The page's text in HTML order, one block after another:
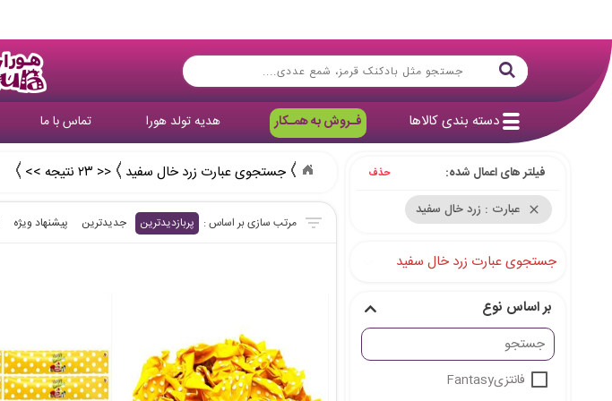
دسته بندی کالاها فـروش به همـکار هدیه تولد هورا تماس با ما
جستجوی عبارت زرد خال سفید << ۲۳ نتیجه >>
پربازدیدترین جدیدترین پیشنهاد ویژه
فیلتر های اعمال شده: حذف
عبارت : زرد خال سفید close
جستجوی عبارت زرد خال سفید
بر اساس نوع
فانتزیFantasy